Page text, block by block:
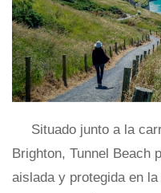
Situado junto a la
Brighton, Tunnel Beach
aislada y protegida en